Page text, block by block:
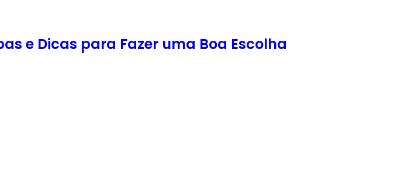
e Dicas para Fazer uma Boa Escolha